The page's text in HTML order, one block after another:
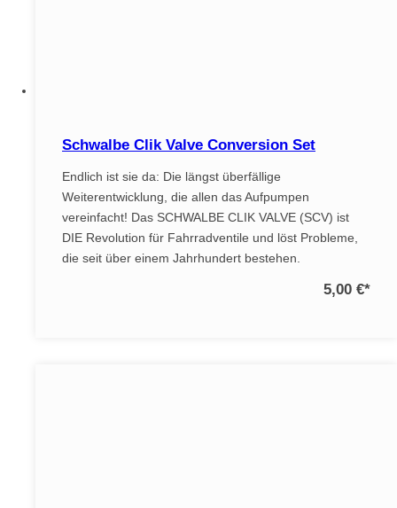
Schwalbe Clik Valve Conversion Set
Endlich ist sie da: Die längst überfällige
Weiterentwicklung, die allen das Aufpumpen
vereinfacht! Das SCHWALBE CLIK VALVE (SCV) ist
DIE Revolution für Fahrradventile und löst Probleme,
die seit über einem Jahrhundert bestehen.
5,00 €*